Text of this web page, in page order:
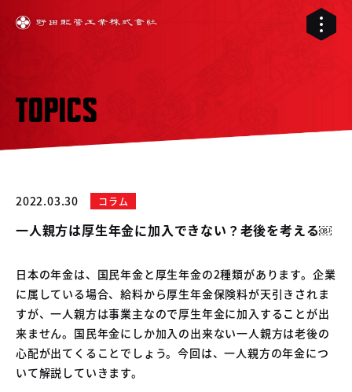
01
02 配管工事
03 RELIVE
04 中古車買取販売テンペスト
TOPICS
2022.03.30 コラム
一人親方は厚生年金に加入できない？老後を考える￼
日本の年金は、国民年金と厚生年金の2種類があります。企業
に属している場合、給料から厚生年金保険料が天引きされま
すが、一人親方は事業主なので厚生年金に加入することが出
来ません。国民年金にしか加入の出来ない一人親方は老後の
心配が出てくることでしょう。今回は、一人親方の年金につ
いて解説していきます。